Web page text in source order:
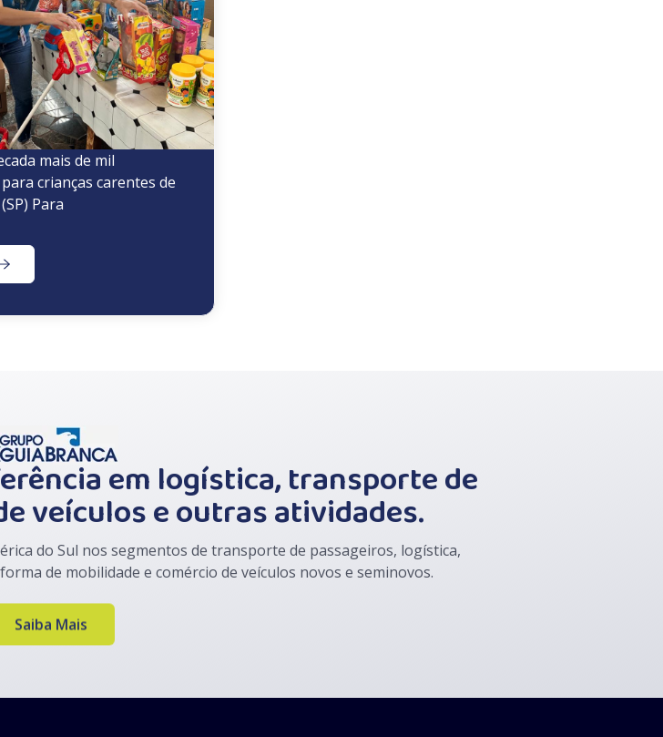
mais de mil
crianças carentes de
Para
em logística, transporte de
veículos e outras atividades.
do Sul nos segmentos de transporte de passageiros, logística,
de mobilidade e comércio de veículos novos e seminovos.
Saiba Mais